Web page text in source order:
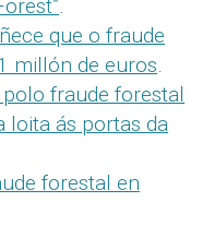
que o fraude
millón de euros
fraude forestal
loita ás portas da
forestal en